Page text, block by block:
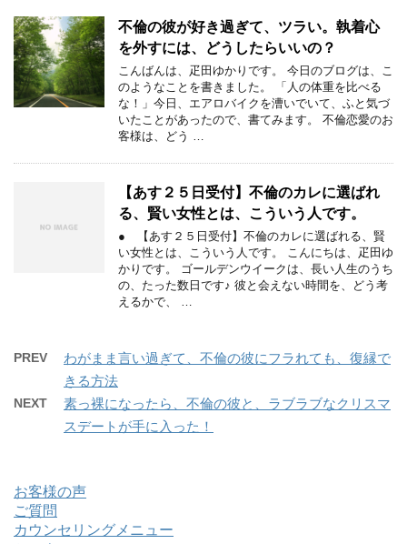
不倫の彼が好き過ぎて、ツラい。執着心
を外すには、どうしたらいいの？
こんばんは、疋田ゆかりです。 今日のブログは、こ
のようなことを書きました。 「人の体重を比べる
な！」今日、エアロバイクを漕いでいて、ふと気づ
いたことがあったので、書てみます。 不倫恋愛のお
客様は、どう …
【あす２５日受付】不倫のカレに選ばれ
る、賢い女性とは、こういう人です。
● 【あす２５日受付】不倫のカレに選ばれる、賢
い女性とは、こういう人です。 こんにちは、疋田ゆ
かりです。 ゴールデンウイークは、長い人生のうち
の、たった数日です♪ 彼と会えない時間を、どう考
えるかで、 …
PREV
わがまま言い過ぎて、不倫の彼にフラれても、復縁で
きる方法
NEXT
素っ裸になったら、不倫の彼と、ラブラブなクリスマ
スデートが手に入った！
お客様の声
ご質問
カウンセリングメニュー